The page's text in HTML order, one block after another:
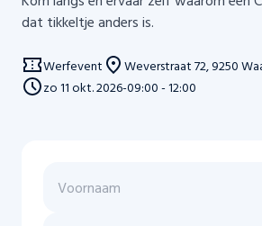
dat tikkeltje anders is.
Werfevent
Weverstraat 72, 9250
zo11okt. 2026-09:00 - 12:00